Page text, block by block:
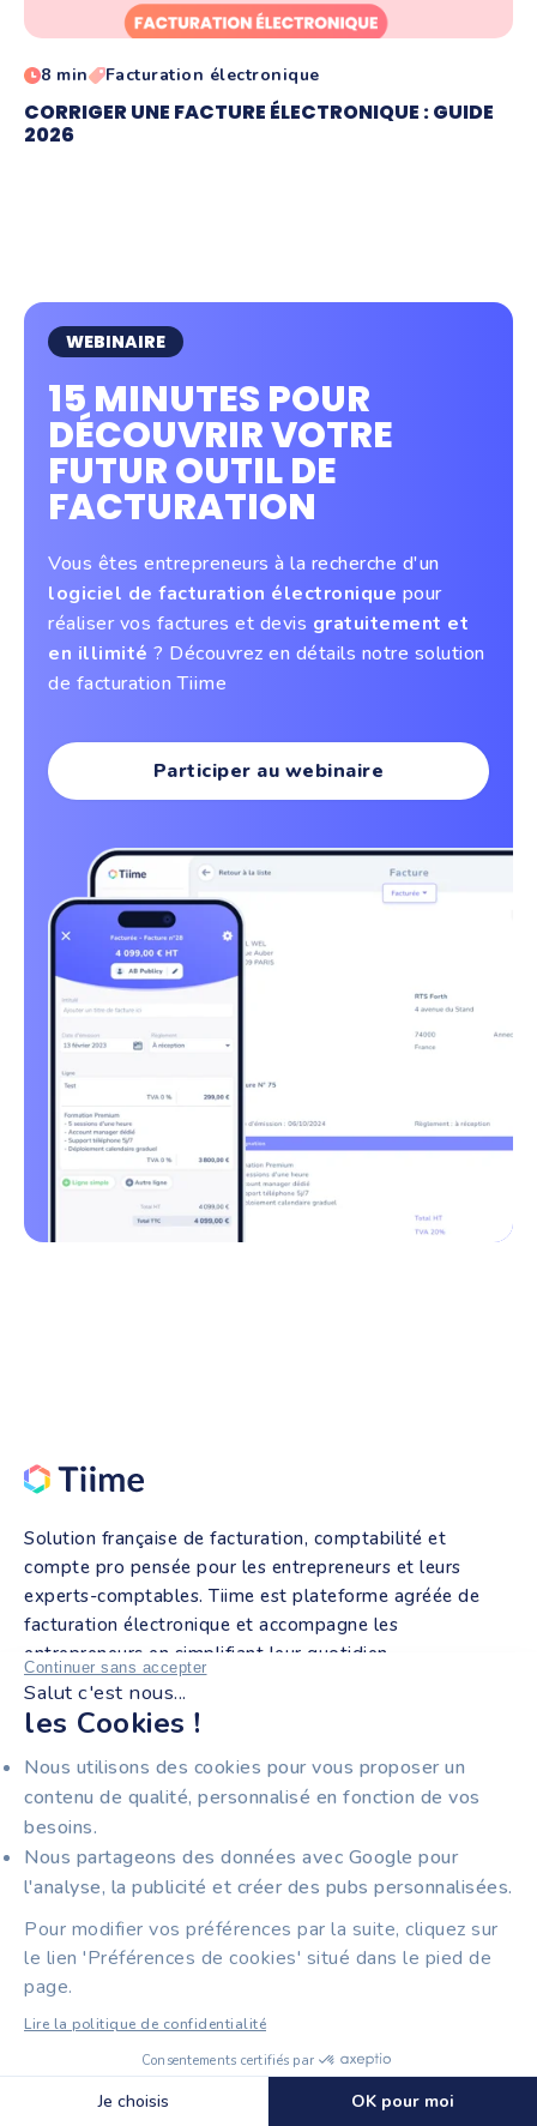
Continuer sans accepter
Salut c'est nous...
les Cookies !
Nous utilisons des cookies pour vous proposer un
contenu de qualité, personnalisé en fonction de vos
besoins.
Nous partageons des données avec Google pour
l'analyse, la publicité et créer des pubs personnalisées.
Pour modifier vos préférences par la suite, cliquez sur
le lien 'Préférences de cookies' situé dans le pied de
page.
Lire la politique de confidentialité
Consentements certifiés par
Je choisis OK pour moi
🍪 Cookies
8 min Facturation électronique
CORRIGER UNE FACTURE ÉLECTRONIQUE : GUIDE
2026
WEBINAIRE
15 MINUTES POUR
DÉCOUVRIR VOTRE
FUTUR OUTIL DE
FACTURATION
Vous êtes entrepreneurs à la recherche d'un
logiciel de facturation électronique pour
réaliser vos factures et devis gratuitement et
en illimité ? Découvrez en détails notre solution
de facturation Tiime
Participer au webinaire
Solution française de facturation, comptabilité et
compte pro pensée pour les entrepreneurs et leurs
experts-comptables. Tiime est plateforme agréée de
facturation électronique et accompagne les
entrepreneurs en simplifiant leur quotidien.
À PROPOS
Culture & entreprise
RSE chez Tiime
Nous contacter
Nos partenaires
Programme d'affiliation
Sécurité
Espace presse
ENTREPRENEURS